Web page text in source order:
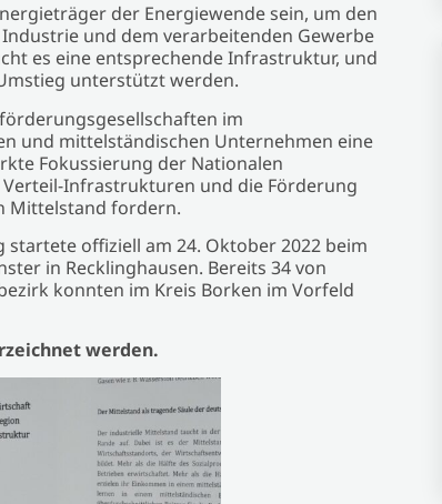
der Energiewende sein, um den
und dem verarbeitenden Gewerbe
es eine entsprechende Infrastruktur, und
unterstützt werden.
im
und mittelständischen Unternehmen eine
Fokussierung der Nationalen
Infrastrukturen und die Förderung
Mittelstand fordern.
offiziell am 24. Oktober 2022 beim
in Recklinghausen. Bereits 34 von
konnten im Kreis Borken im Vorfeld
werden.